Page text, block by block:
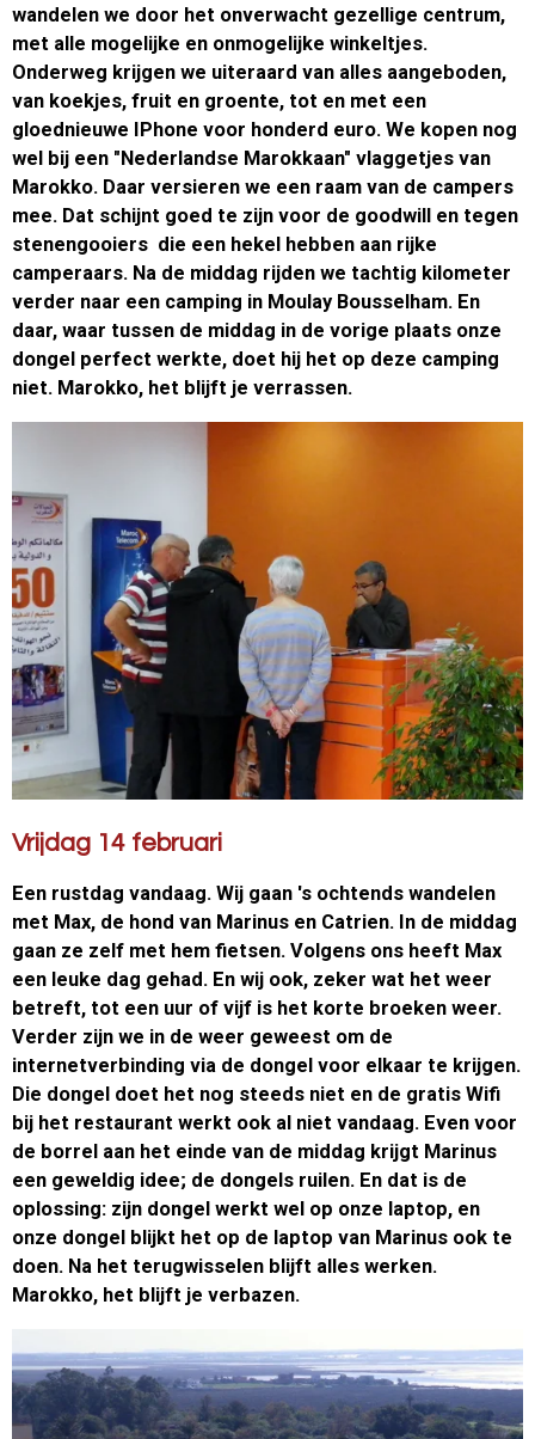
wandelen we door het onverwacht gezellige centrum,
met alle mogelijke en onmogelijke winkeltjes.
Onderweg krijgen we uiteraard van alles aangeboden,
van koekjes, fruit en groente, tot en met een
gloednieuwe IPhone voor honderd euro. We kopen nog
wel bij een "Nederlandse Marokkaan" vlaggetjes van
Marokko. Daar versieren we een raam van de campers
mee. Dat schijnt goed te zijn voor de goodwill en tegen
stenengooiers die een hekel hebben aan rijke
camperaars. Na de middag rijden we tachtig kilometer
verder naar een camping in Moulay Bousselham. En
daar, waar tussen de middag in de vorige plaats onze
dongel perfect werkte, doet hij het op deze camping
niet. Marokko, het blijft je verrassen.
Vrijdag 14 februari
Een rustdag vandaag. Wij gaan 's ochtends wandelen
met Max, de hond van Marinus en Catrien. In de middag
gaan ze zelf met hem fietsen. Volgens ons heeft Max
een leuke dag gehad. En wij ook, zeker wat het weer
betreft, tot een uur of vijf is het korte broeken weer.
Verder zijn we in de weer geweest om de
internetverbinding via de dongel voor elkaar te krijgen.
Die dongel doet het nog steeds niet en de gratis Wifi
bij het restaurant werkt ook al niet vandaag. Even voor
de borrel aan het einde van de middag krijgt Marinus
een geweldig idee; de dongels ruilen. En dat is de
oplossing: zijn dongel werkt wel op onze laptop, en
onze dongel blijkt het op de laptop van Marinus ook te
doen. Na het terugwisselen blijft alles werken.
Marokko, het blijft je verbazen.